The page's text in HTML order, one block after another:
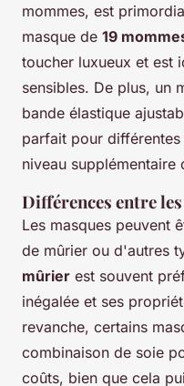
mommes, est
masque de 19
toucher luxueux et est
sensibles. De plus, un
bande élastique
parfait pour
niveau supplémentaire
Différences entre
Les masques peuvent
de mûrier ou d'autres
mûrier est souvent
inégalée et ses
revanche, certains
combinaison de soie
coûts, bien que cela